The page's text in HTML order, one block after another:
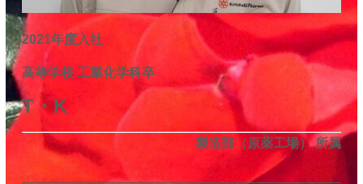
2021年度入社
高等学校 工業化学科卒
T・K
製造部（原薬工場） 所属